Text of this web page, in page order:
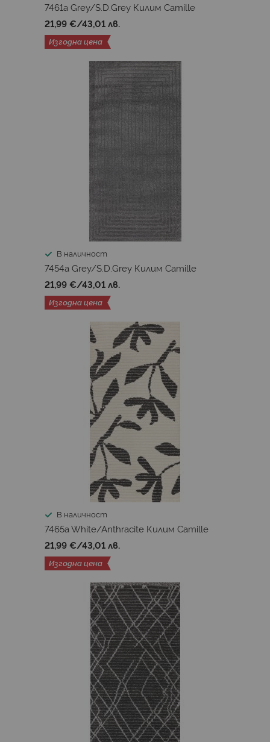
7461a Grey/S.D.Grey Килим Camille
21,99 €/43,01 лв.
Изгодна цена
В наличност
7454a Grey/S.D.Grey Килим Camille
21,99 €/43,01 лв.
Изгодна цена
В наличност
7465a White/Anthracite Килим Camille
21,99 €/43,01 лв.
Изгодна цена